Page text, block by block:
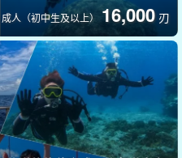
成人（初中生及以上） 16,000 刃